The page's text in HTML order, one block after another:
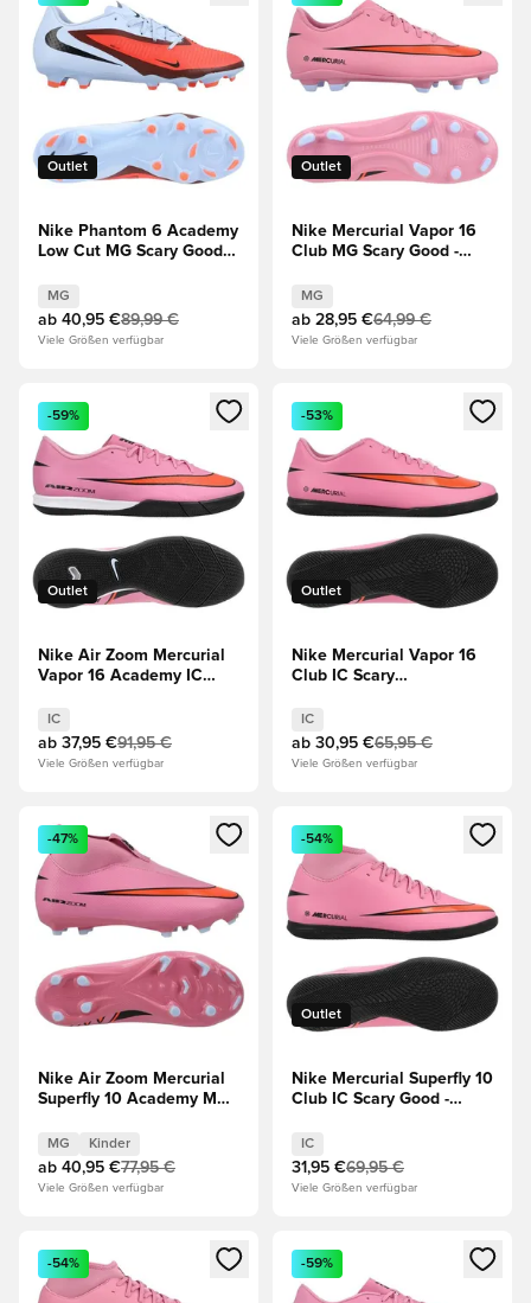
Outlet
Nike Phantom 6 Academy
Low Cut MG Scary Good -
MG
ab 40,95 €89,99 €
Viele Größen verfügbar
Outlet
Nike Mercurial Vapor 16
Club MG Scary Good -
Flamingo/Schwarz/Total
Crimson
MG
ab 28,95 €64,99 €
Viele Größen verfügbar
Öffnet ein neues Fenster zum Anmelden oder Registrieren
Outlet
-59%
Nike Air Zoom Mercurial
Vapor 16 Academy IC
Flamingo/Schwarz/Total
Crimson
IC
ab 37,95 €91,95 €
Viele Größen verfügbar
Öffnet ein neues Fenster
Outlet
-53%
Nike Mercurial Vapor 16
Club IC Scary
Flamingo/Schwarz/Total
Crimson
IC
ab 30,95 €65,95 €
Viele Größen verfügbar
Öffnet ein neues Fenster zum Anmelden oder Registrieren
-47%
Nike Air Zoom Mercurial
Superfly 10 Academy MG
Flamingo/Schwarz/Total
Crimson Kinder
MG Kinder
ab 40,95 €77,95 €
Viele Größen verfügbar
Öffnet ein neues Fenster
Outlet
-54%
Nike Mercurial Superfly 10
Club IC Scary Good -
Flamingo/Schwarz/Total
Crimson
IC
31,95 €69,95 €
Viele Größen verfügbar
Öffnet ein neues Fenster zum Anmelden oder Registrieren
-54%
Öffnet ein neues Fenster
-59%